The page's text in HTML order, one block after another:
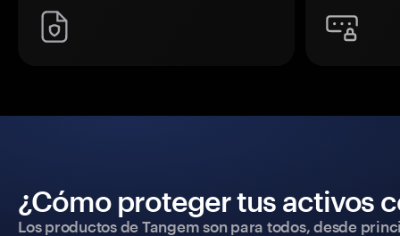
¿Cómo proteger tus activos
Los productos de Tangem son para todos, desde